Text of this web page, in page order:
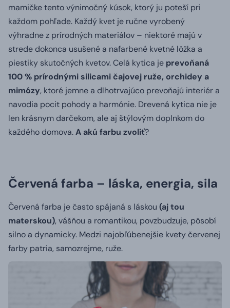
mamičke tento výnimočný kúsok, ktorý ju poteší pri
každom pohľade. Každý kvet je ručne vyrobený
výhradne z prírodných materiálov – niektoré majú v
strede dokonca usušené a nafarbené kvetné lôžka a
piestiky skutočných kvetov. Celá kytica je prevoňaná
100 % prírodnými silicami čajovej ruže, orchidey a
mimózy, ktoré jemne a dlhotrvajúco prevoňajú interiér a
navodia pocit pohody a harmónie. Drevená kytica nie je
len krásnym darčekom, ale aj štýlovým doplnkom do
každého domova.A akú farbu zvoliť?
Červená farba – láska, energia, sila
Červená farba je často spájaná s láskou (aj tou
materskou), vášňou a romantikou, povzbudzuje, pôsobí
silno a dynamicky. Medzi najobľúbenejšie kvety červenej
farby patria, samozrejme, ruže.